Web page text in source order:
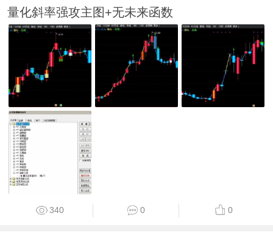
量化斜率强攻主图+无未来函数
340 0 0